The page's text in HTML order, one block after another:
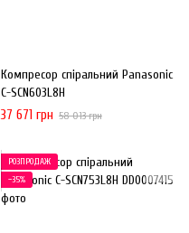
Компресор спіральний Panasonic
C-SCN603L8H
37 671 грн 58 013 грн
РОЗПРОДАЖ
−35%